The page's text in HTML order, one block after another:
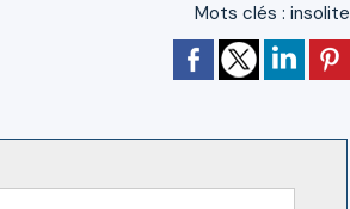
Mots clés : insolite